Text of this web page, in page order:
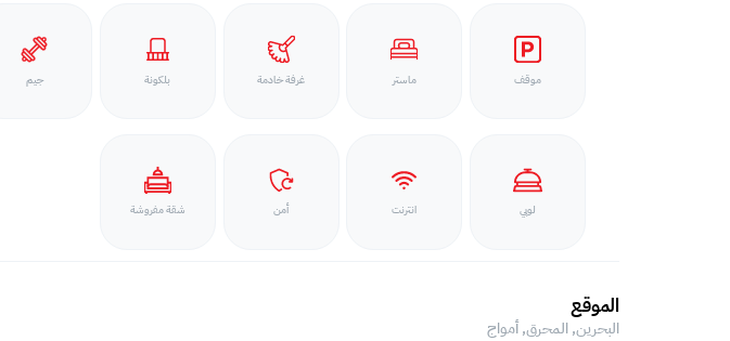
موقف ماستر غرفة خادمة بلكونة جيم
لوبي انترنت أمن شقة مفروشة
الموقع
البحرين, المحرق,أمواج